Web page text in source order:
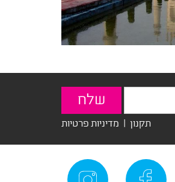
תקנון | מדיניות פרטיות